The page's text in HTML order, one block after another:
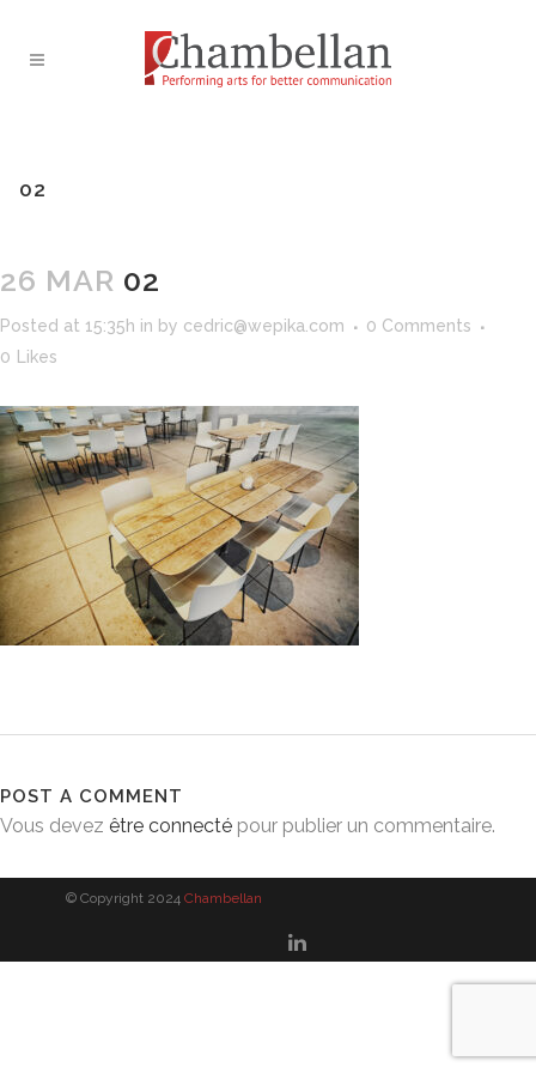
02
26 MAR 02
Posted at 15:35h in by cedric@wepika.com
0 Comments
0
Likes
POST A COMMENT
Vous devez être connecté pour publier un commentaire.
© Copyright 2024 Chambellan